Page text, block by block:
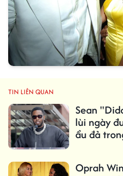
TIN LIÊN QUAN
Sean
lùi ngày
ẩu đả
Oprah